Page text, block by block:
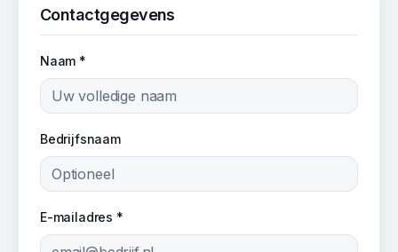
Contactgegevens
Naam *
Bedrijfsnaam
E-mailadres *